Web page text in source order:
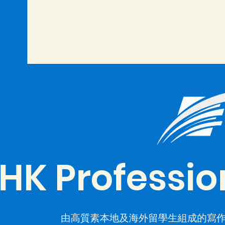
HK
由高質素本地及海外留學生組成的寫